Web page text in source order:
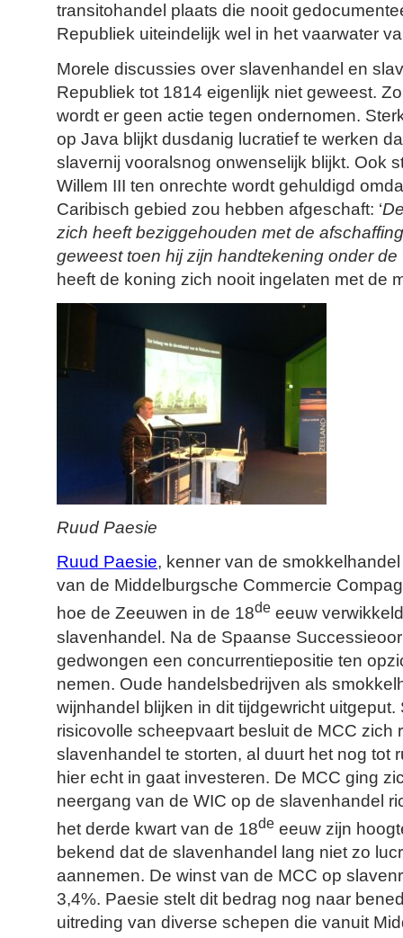
transitohandel plaats die nooit
Republiek uiteindelijk wel in het vaarwater
Morele discussies over slavenhandel en
Republiek tot 1814 eigenlijk niet geweest.
wordt er geen actie tegen ondernomen.
op Java blijkt dusdanig lucratief te werken
slavernij vooralsnog onwenselijk blijkt. Ook
Willem III ten onrechte wordt gehuldigd
Caribisch gebied zou hebben afgeschaft: ‘
zich heeft beziggehouden met de
geweest toen hij zijn handtekening onder de
heeft de koning zich nooit ingelaten met de
Ruud Paesie
Ruud Paesie, kenner van de
van de Middelburgsche Commercie
hoe de Zeeuwen in de 18de eeuw
slavenhandel. Na de Spaanse
gedwongen een concurrentiepositie ten
nemen. Oude handelsbedrijven als
wijnhandel blijken in dit tijdgewricht
risicovolle scheepvaart besluit de MCC zich
slavenhandel te storten, al duurt het nog tot
hier echt in gaat investeren. De MCC ging
neergang van de WIC op de slavenhandel
het derde kwart van de 18de eeuw zijn
bekend dat de slavenhandel lang niet zo
aannemen. De winst van de MCC op
3,4%. Paesie stelt dit bedrag nog naar
uitreding van diverse schepen die vanuit